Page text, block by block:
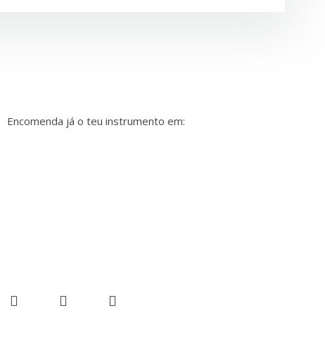
Encomenda já o teu instrumento em: